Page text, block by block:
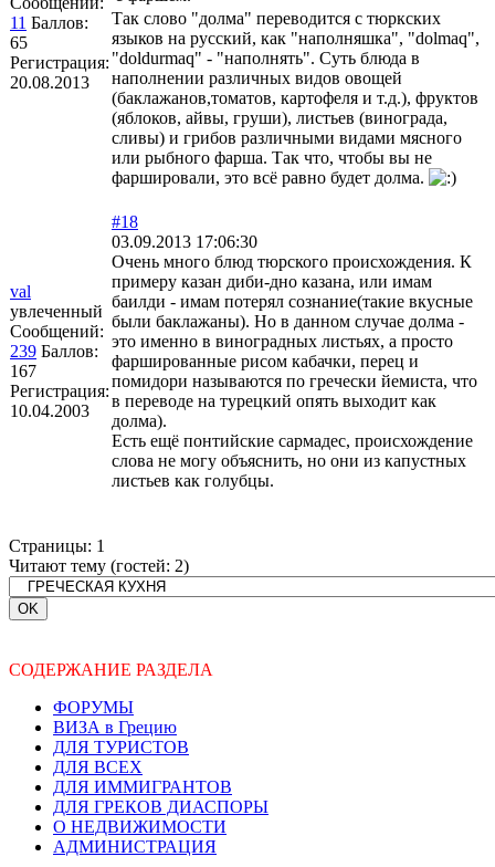
11 Баллов:
65
Регистрация:
20.08.2013
Так слово "долма" переводится с тюркских
языков на русский, как "наполняшка", "dolmaq",
"doldurmaq" - "наполнять". Суть блюда в
наполнении различных видов овощей
(баклажанов,томатов, картофеля и т.д.), фруктов
(яблоков, айвы, груши), листьев (винограда,
сливы) и грибов различными видами мясного
или рыбного фарша. Так что, чтобы вы не
фаршировали, это всё равно будет долма.
val
увлеченный
Сообщений:
239 Баллов:
167
Регистрация:
10.04.2003
#18
03.09.2013 17:06:30
Очень много блюд тюрского происхождения. К
примеру казан диби-дно казана, или имам
баилди - имам потерял сознание(такие вкусные
были баклажаны). Но в данном случае долма -
это именно в виноградных листьях, а просто
фаршированные рисом кабачки, перец и
помидори называются по гречески йемиста, что
в переводе на турецкий опять выходит как
долма).
Есть ещё понтийские сармадес, происхождение
слова не могу объяснить, но они из капустных
листьев как голубцы.
Страницы: 1
Читают тему (гостей: 2)
СОДЕРЖАНИЕ РАЗДЕЛА
ФОРУМЫ
ВИЗА в Грецию
ДЛЯ ТУРИСТОВ
ДЛЯ ВСЕХ
ДЛЯ ИММИГРАНТОВ
ДЛЯ ГРЕКОВ ДИАСПОРЫ
О НЕДВИЖИМОСТИ
АДМИНИСТРАЦИЯ